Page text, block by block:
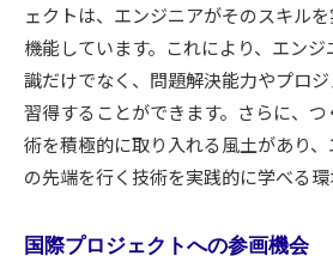
ェクトは、エンジニアがそのスキル
機能しています。これにより、エン
識だけでなく、問題解決能力やプロ
習得することができます。さらに、
術を積極的に取り入れる風土があり
の先端を行く技術を実践的に学べる環
国際プロジェクトへの参画機会